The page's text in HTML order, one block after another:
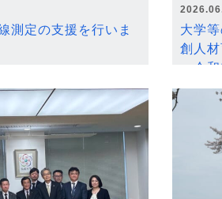
測定の支援を行いま
大学
創人
～令